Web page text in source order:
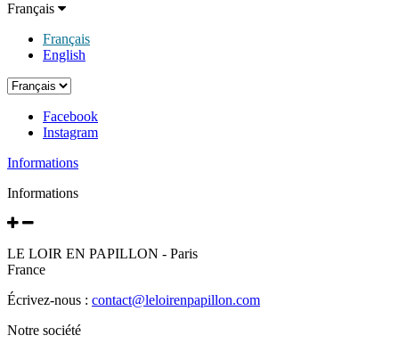
Français
Français
English
Facebook
Instagram
Informations
Informations
LE LOIR EN PAPILLON - Paris
France
Écrivez-nous : contact@leloirenpapillon.com
Notre société